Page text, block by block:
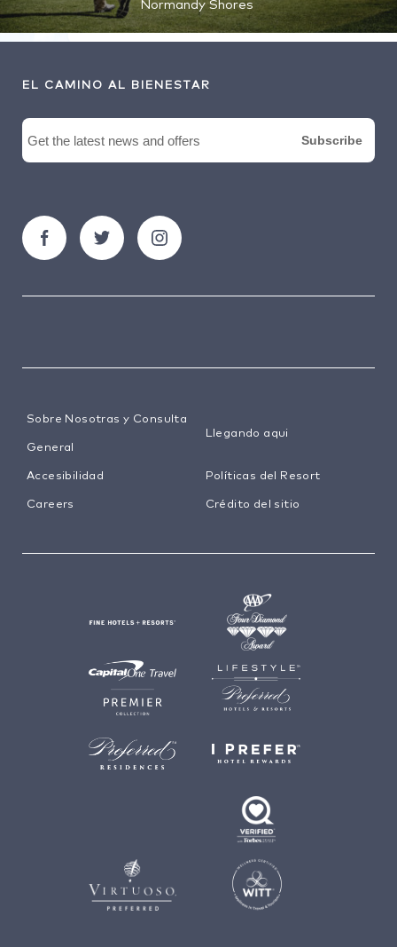
Normandy Shores
EL CAMINO AL BIENESTAR
Sobre Nosotras y Consulta
General
Llegando aqui
Accesibilidad Políticas del Resort
Careers Crédito del sitio